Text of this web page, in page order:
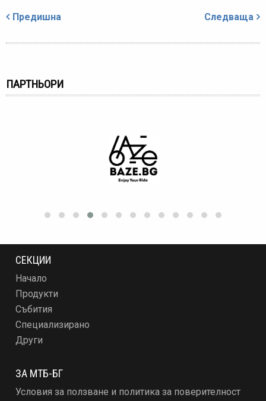
Предишна Следваща
ПАРТНЬОРИ
СЕКЦИИ
Начало
Продукти
Събития
Специализирано
Други
ЗА МТБ-БГ
Условия за ползване и политика за поверителност